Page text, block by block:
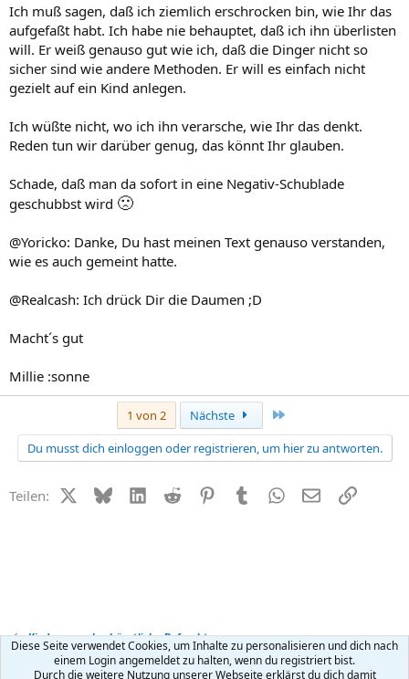
Ich muß sagen, daß ich ziemlich erschrocken bin, wie Ihr das
aufgefaßt habt. Ich habe nie behauptet, daß ich ihn überlisten
will. Er weiß genauso gut wie ich, daß die Dinger nicht so
sicher sind wie andere Methoden. Er will es einfach nicht
gezielt auf ein Kind anlegen.
Ich wüßte nicht, wo ich ihn verarsche, wie Ihr das denkt.
Reden tun wir darüber genug, das könnt Ihr glauben.
Schade, daß man da sofort in eine Negativ-Schublade
geschubbst wird 🙁
@Yoricko: Danke, Du hast meinen Text genauso verstanden,
wie es auch gemeint hatte.
@Realcash: Ich drück Dir die Daumen ;D
Macht´s gut
Millie :sonne
1 von 2 Nächste
Du musst dich einloggen oder registrieren, um hier zu antworten.
Teilen: X (Twitter)
BlueskyLinkedIn
Reddit PinterestTumblr WhatsApp
E-MailLink
Kinderwunsch + künstliche Befruchtung
R
Diese Seite verwendet Cookies, um Inhalte zu personalisieren und dich nach
einem Login angemeldet zu halten, wenn du registriert bist.
Durch die weitere Nutzung unserer Webseite erklärst du dich damit